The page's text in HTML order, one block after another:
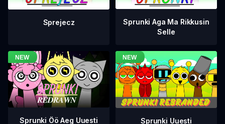
Sprejecz
Sprunki Aga Ma Rikkusin
Selle
Sprunki Öö Aeg Uuesti
Sprunki Uuesti